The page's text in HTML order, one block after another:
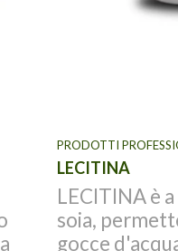
PRODOTTI
LECITINA
LECITINA è a
soia, permette
gocce d'acqua